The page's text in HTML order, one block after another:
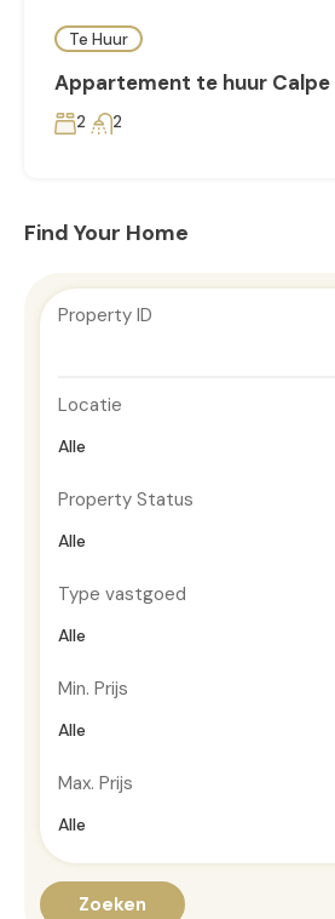
Te Huur
Appartement te huur Calpe
2 2
Find Your Home
Property ID
Locatie
Alle
Property Status
Alle
Type vastgoed
Alle
Min. Prijs
Alle
Max. Prijs
Alle
Zoeken